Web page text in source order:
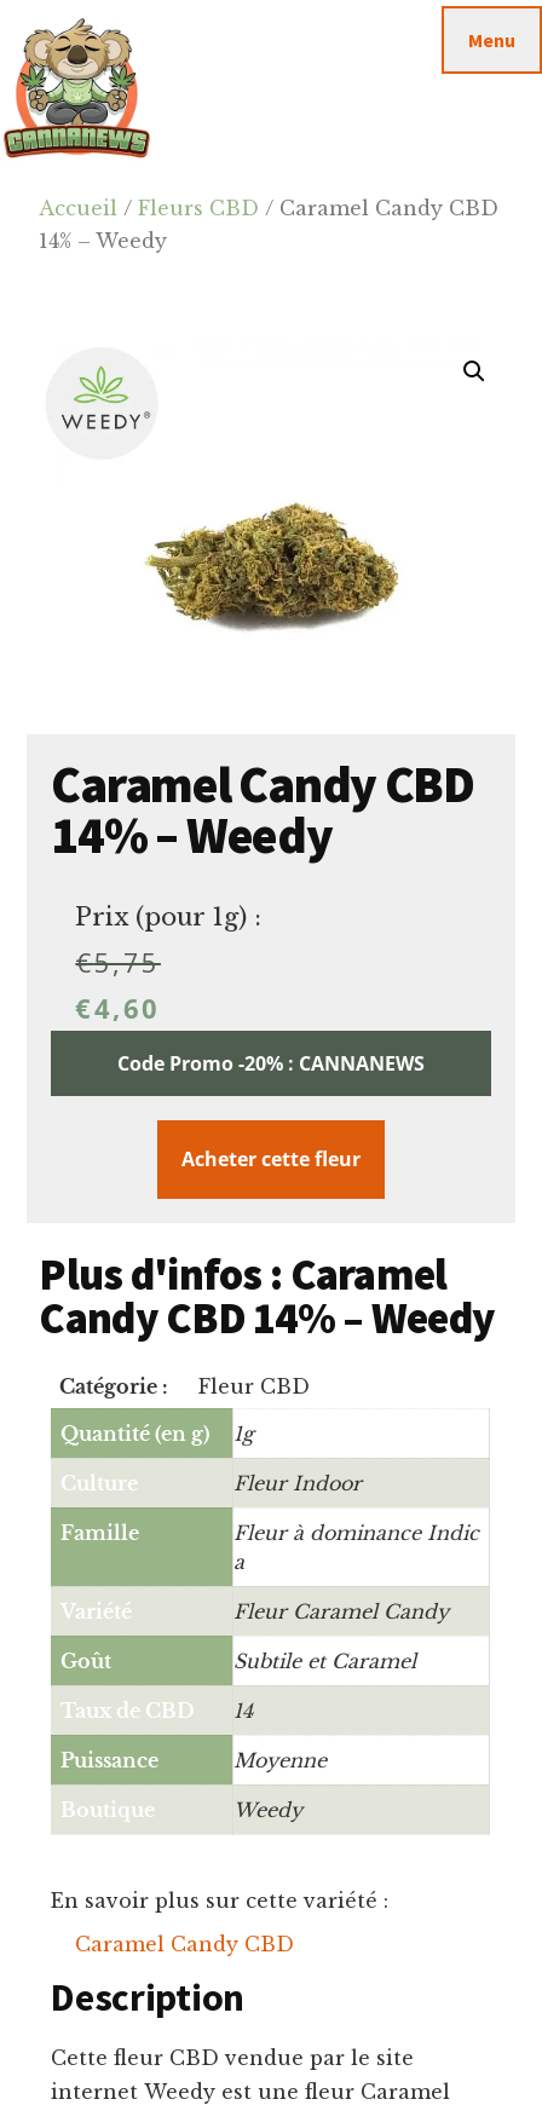
contenu
principal
barre
latérale
principale
footer
Cannanews.fr
Menu
Accueil /Fleurs CBD / Caramel Candy CBD
14% – Weedy
Caramel Candy CBD
14% – Weedy
Prix (pour 1g) :
€5,75
€4,60
Code Promo -20% : CANNANEWS
Acheter cette fleur
Plus d'infos : Caramel
Candy CBD 14% – Weedy
Catégorie :
Fleur CBD
Quantité (en g)
1g
Culture Fleur Indoor
Famille
Fleur à dominance Indic
a
Variété Fleur Caramel Candy
Goût Subtile et Caramel
Taux de CBD 14
Puissance Moyenne
Boutique Weedy
En savoir plus sur cette variété :
Caramel Candy CBD
Description
Cette fleur CBD vendue par le site
internet Weedy est une fleur Caramel